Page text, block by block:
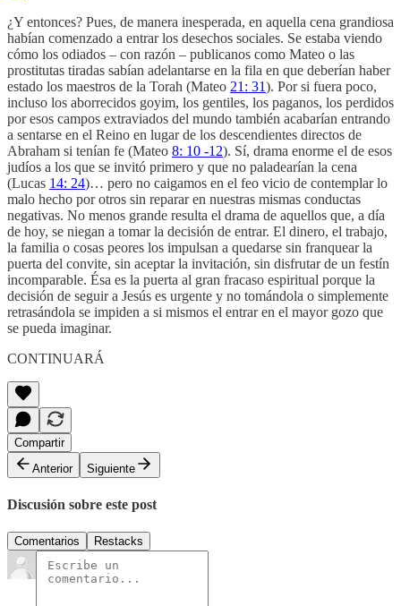
¿Y entonces? Pues, de manera inesperada, en aquella cena grandiosa
habían comenzado a entrar los desechos sociales. Se estaba viendo
cómo los odiados – con razón – publicanos como Mateo o las
prostitutas tiradas sabían adelantarse en la fila en que deberían haber
estado los maestros de la Torah (Mateo 21: 31). Por si fuera poco,
incluso los aborrecidos goyim, los gentiles, los paganos, los perdidos
por esos campos extraviados del mundo también acabarían entrando
a sentarse en el Reino en lugar de los descendientes directos de
Abraham si tenían fe (Mateo 8: 10 -12). Sí, drama enorme el de esos
judíos a los que se invitó primero y que no paladearían la cena
(Lucas 14: 24)… pero no caigamos en el feo vicio de contemplar lo
malo hecho por otros sin reparar en nuestras mismas conductas
negativas. No menos grande resulta el drama de aquellos que, a día
de hoy, se niegan a tomar la decisión de entrar. El dinero, el trabajo,
la familia o cosas peores los impulsan a quedarse sin franquear la
puerta del convite, sin aceptar la invitación, sin disfrutar de un festín
incomparable. Ésa es la puerta al gran fracaso espiritual porque la
decisión de seguir a Jesús es urgente y no tomándola o simplemente
retrasándola se impiden a si mismos el entrar en el mayor gozo que
se pueda imaginar.
CONTINUARÁ
Compartir
Anterior
Siguiente
Discusión sobre este post
Comentarios Restacks